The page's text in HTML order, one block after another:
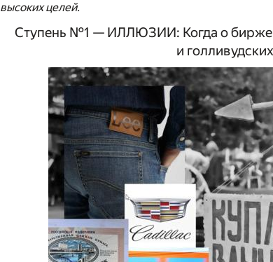
высоких целей.
Ступень №1 — ИЛЛЮЗИИ: Когда о бирже
и